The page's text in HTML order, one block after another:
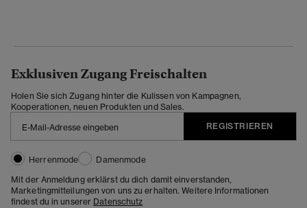
Exklusiven Zugang Freischalten
Holen Sie sich Zugang hinter die Kulissen von Kampagnen,
Kooperationen, neuen Produkten und Sales.
REGISTRIEREN
Herrenmode
Damenmode
Mit der Anmeldung erklärst du dich damit einverstanden,
Marketingmitteilungen von uns zu erhalten. Weitere Informationen
findest du in unserer Datenschutz